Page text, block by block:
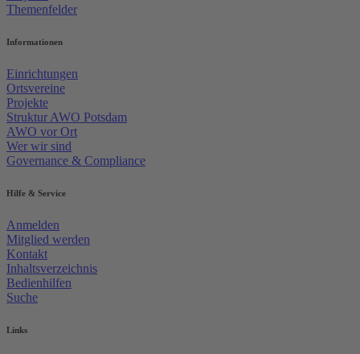
Themenfelder
Informationen
Einrichtungen
Ortsvereine
Projekte
Struktur AWO Potsdam
AWO vor Ort
Wer wir sind
Governance & Compliance
Hilfe & Service
Anmelden
Mitglied werden
Kontakt
Inhaltsverzeichnis
Bedienhilfen
Suche
Links